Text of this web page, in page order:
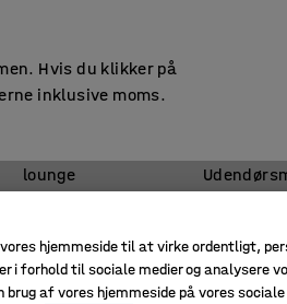
lounge
Hvis du klikker på
inklusive moms.
hjemmeside til at virke ordentligt,
i forhold til sociale medier og analysere
af vores hjemmeside på vores